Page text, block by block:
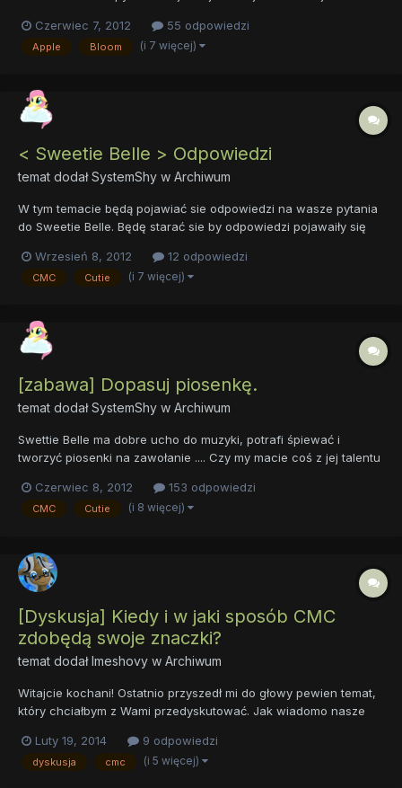
pytania!
Czerwiec 7, 2012 55 odpowiedzi
Apple Bloom (i 7 więcej)
< Sweetie Belle > Odpowiedzi
temat dodałSystemShy w Archiwum
W tym temacie będą pojawiać sie odpowiedzi na wasze pytania
do Sweetie Belle. Będę starać sie by odpowiedzi pojawaiły się
że mi się to uda
Wrzesień 8, 2012 12 odpowiedzi
CMC Cutie (i 7 więcej)
[zabawa] Dopasuj piosenkę.
temat dodałSystemShy w Archiwum
Swettie Belle ma dobre ucho do muzyki, potrafi śpiewać i
tworzyć piosenki na zawołanie .... Czy my macie coś z jej talentu
kuca Zasady: Co jakiś czas będzie podawany inny kuc, a
Waszym zadaniem będzie dopasowanie do niego jakiejś pios...
Czerwiec 8, 2012 153 odpowiedzi
CMC Cutie (i 8 więcej)
[Dyskusja] Kiedy i w jaki sposób CMC
zdobędą swoje znaczki?
temat dodałImeshovy w Archiwum
Witajcie kochani! Ostatnio przyszedł mi do głowy pewien temat,
który chciałbym z Wami przedyskutować. Jak wiadomo nasze
swoje najskrytsze marzenie, jakim jest własny znaczek talentu.
Dlatego moje pytanie: jak myślicie, kiedy Appl...
Luty 19, 2014 9 odpowiedzi
dyskusja cmc (i 5 więcej)